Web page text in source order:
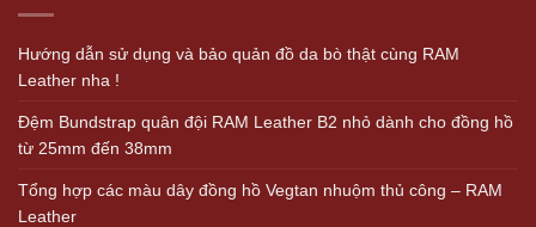
Hướng dẫn sử dụng và bảo quản đồ da bò thật cùng RAM
Leather nha !
Đệm Bundstrap quân đội RAM Leather B2 nhỏ dành cho đồng hồ
từ 25mm đến 38mm
Tổng hợp các màu dây đồng hồ Vegtan nhuộm thủ công – RAM
Leather